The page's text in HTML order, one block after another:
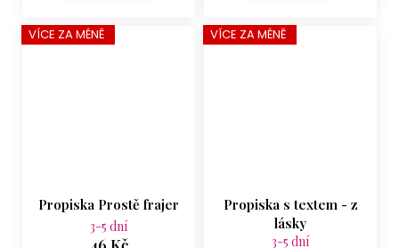
VÍCE ZA MÉNĚ
Propiska Prostě frajer
3-5 dní
46 Kč
VÍCE ZA MÉNĚ
Propiska s textem - z
lásky
3-5 dní